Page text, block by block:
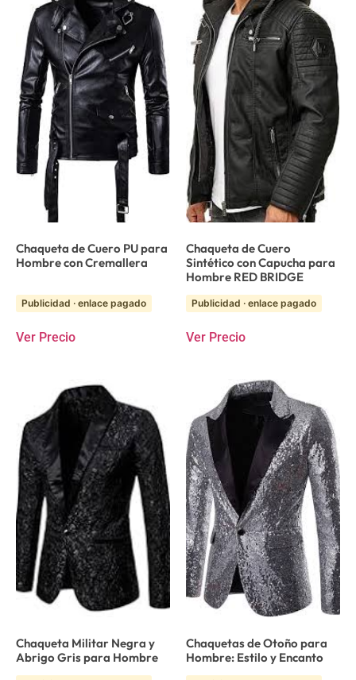
Chaqueta de Cuero PU para
Hombre con Cremallera
Publicidad · enlace pagado
Ver Precio
Chaqueta de Cuero
Sintético con Capucha para
Hombre RED BRIDGE
Publicidad · enlace pagado
Ver Precio
Chaqueta Militar Negra y
Abrigo Gris para Hombre
Chaquetas de Otoño para
Hombre: Estilo y Encanto